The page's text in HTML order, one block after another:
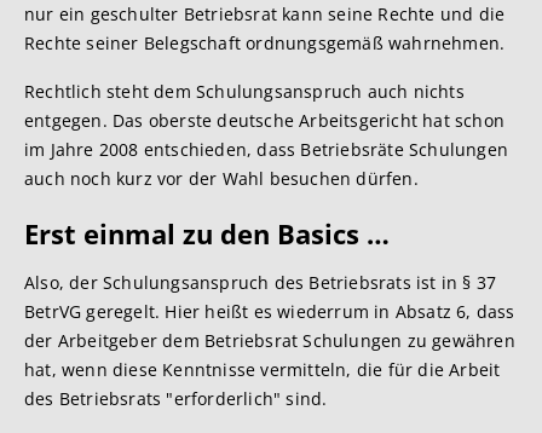
nur ein geschulter Betriebsrat kann seine Rechte und die
Rechte seiner Belegschaft ordnungsgemäß wahrnehmen.
Rechtlich steht dem Schulungsanspruch auch nichts
entgegen. Das oberste deutsche Arbeitsgericht hat schon
im Jahre 2008 entschieden, dass Betriebsräte Schulungen
auch noch kurz vor der Wahl besuchen dürfen.
Erst einmal zu den Basics …
Also, der Schulungsanspruch des Betriebsrats ist in § 37
BetrVG geregelt. Hier heißt es wiederrum in Absatz 6, dass
der Arbeitgeber dem Betriebsrat Schulungen zu gewähren
hat, wenn diese Kenntnisse vermitteln, die für die Arbeit
des Betriebsrats "erforderlich" sind.